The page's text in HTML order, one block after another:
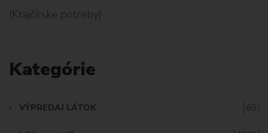
D
(Krajčírske potreby)
Kategórie
VÝPREDAJ LÁTOK 63